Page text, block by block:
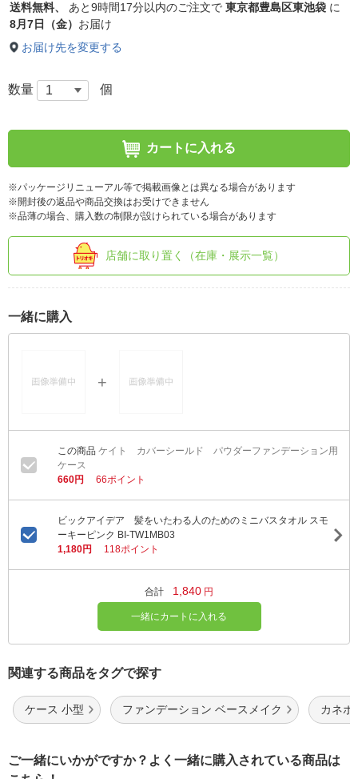
送料無料、 あと9時間17分以内のご注文で 東京都豊島区東池袋 に
8月7日（金） お届け
お届け先を変更する
数量 個
カートに入れる
※パッケージリニューアル等で掲載画像とは異なる場合があります
※開封後の返品や商品交換はお受けできません
※品薄の場合、購入数の制限が設けられている場合があります
店舗に取り置く（在庫・展示一覧）
一緒に購入
ケイト カバーシールド パウダーファンデーション用
ケース
660円
66ポイント
ビックアイデア 髪をいたわる人のためのミニバスタオル スモ
ーキーピンク BI-TW1MB03
1,180円
118ポイント
合計 1,840 円
一緒にカートに入れる
関連する商品をタグで探す
ケース 小型 ファンデーション ベースメイク カネボ
ご一緒にいかがですか？よく一緒に購入されている商品は